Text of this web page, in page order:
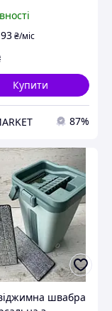
насадок
93₴/міс
Купити
87%
швабра